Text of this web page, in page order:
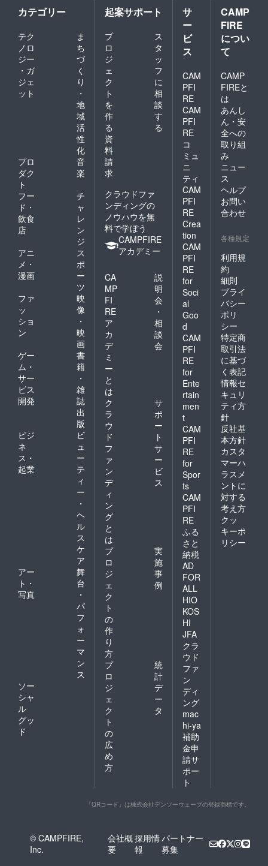
望を伺
いなが
ら決定
所：光
の森学
潟市西
蒲区岩
室） ・
支援者
様の交
通費や
滞在
費：支
援者様
の交通
費や滞
在費は
各自で
ご負担
くださ
い。 ・
様との
法：詳
細は
メール
で連絡
す。 ・
有効期
2025年
4月から
2026年
3月末ま
す。 ・
有効期
2025年
4月から
4月末ま
カテゴリー
テク
ノロ
ジー
・ガ
ジェ
ット
ま
ち
づ
く
り
・
地
域
活
性
化
プロ
ダク
ト
音
楽
フー
ド・
飲食
店
チ
ャ
レ
ン
ジ
アニ
メ・
漫画
ス
ポ
ー
ツ
ファ
ッ
ショ
ン
映
像
・
映
画
ゲー
ム・
サー
ビス
開発
書
籍
・
雑
誌
出
版
ビジ
ネ
ス・
起業
ビ
ュ
ー
テ
ィ
ー
・
ヘ
ル
ス
ケ
ア
アー
ト・
写真
舞
台
・
パ
フ
ォ
ー
マ
ン
ス
ソー
シャ
ル
グッ
ド
起案サポート
プ
ロ
ジ
ェ
ク
ト
を
作
る
ス
タ
ッ
フ
に
相
談
す
る
資
料
請
求
クラウドファ
ンディングの
ノウハウを無
料で学ぼう
CAMPFIRE
アカデミー
CA
MP
FI
RE
ア
カ
デ
ミ
ー
と
は
説
明
会
・
相
談
会
ク
ラ
ウ
ド
フ
ァ
ン
デ
ィ
ン
グ
と
は
サ
ポ
ー
ト
サ
ー
ビ
ス
プ
ロ
ジ
ェ
ク
ト
の
作
り
方
実
施
事
例
プ
ロ
ジ
ェ
ク
ト
の
広
め
方
統
計
デ
ー
タ
サ
ー
ビ
ス
CAM
PFI
RE
CAM
PFI
RE
コ
ミュ
ニ
ティ
CAM
PFI
RE
Crea
tion
CAM
PFI
RE
for
Soci
al
Goo
d
CAM
PFI
RE
for
Ente
rtain
men
t
CAM
PFI
RE
for
Spor
ts
CAM
PFI
RE
ふる
さと
納税
AD
FOR
ALL
HIO
KOS
HI
JFA
クラ
ウド
ファ
ン
ディ
ング
mac
hi-ya
補助
金申
請サ
ポー
ト
CAMP
FIRE
につい
て
CAMP
FIREと
は
あんし
ん・安
全への
取り組
み
ニュー
ス
ヘルプ
お問い
合わせ
各種規定
利用規
約
細則
プライ
バシー
ポリ
シー
特定商
取引法
に基づ
く表記
情報セ
キュリ
ティ方
針
反社基
本方針
カスタ
マーハ
ラスメ
ントに
対する
考え方
クッ
キーポ
リシー
「QRコード」は株式会社デンソーウェーブの登録商標です。
© CAMPFIRE,
Inc.
会社概
要
採用情
報
パートナー
募集